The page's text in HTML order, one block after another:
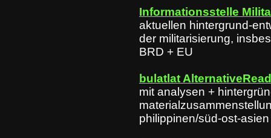
Informationsstelle
aktuellen hintergrund-
der militarisierung,
BRD + EU
bulatlat
mit analysen +
philippinen/süd-ost-asien